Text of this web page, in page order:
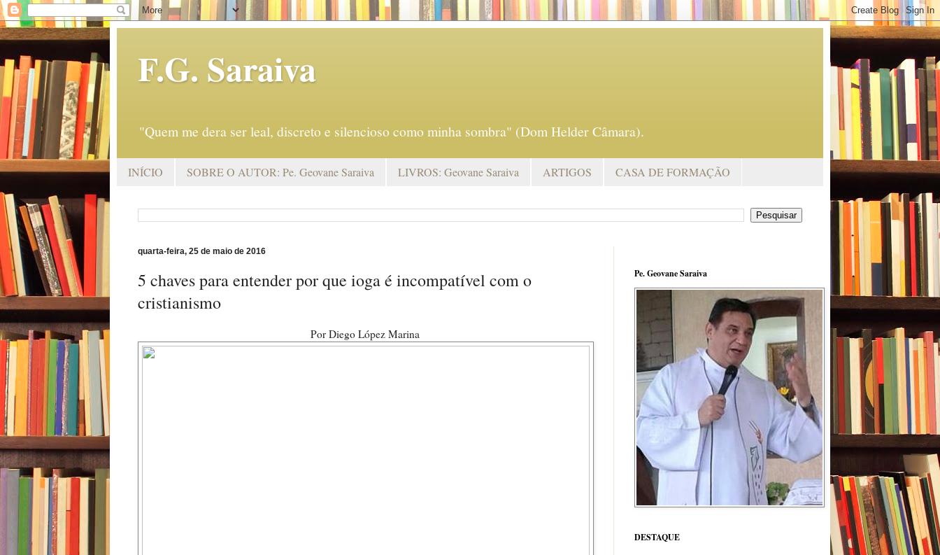
F.G. Saraiva
"Quem me dera ser leal, discreto e silencioso como minha sombra" (Dom Helder Câmara).
INÍCIO SOBRE O AUTOR: Pe. Geovane Saraiva LIVROS: Geovane Saraiva ARTIGOS CASA DE FORMAÇÃO
quarta-feira, 25 de maio de 2016
5 chaves para entender por que ioga é incompatível com o
cristianismo
Por Diego López Marina
Pe. Geovane Saraiva
DESTAQUE